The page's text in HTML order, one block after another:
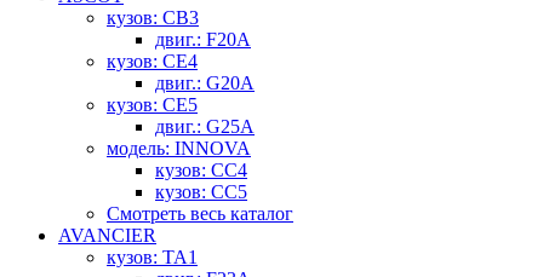
кузов: CB3
двиг.: F20A
кузов: CE4
двиг.: G20A
кузов: CE5
двиг.: G25A
модель: INNOVA
кузов: CC4
кузов: CC5
Смотреть весь каталог
AVANCIER
кузов: TA1